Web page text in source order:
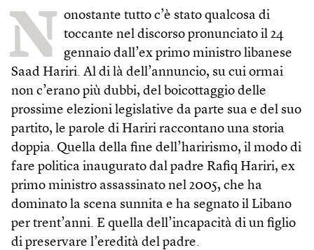
N onostante tutto c’è stato qualcosa di
toccante nel discorso pronunciato il 24
gennaio dall’ex primo ministro libanese
Saad Hariri. Al di là dell’annuncio, su cui ormai
non c’erano più dubbi, del boicottaggio delle
prossime elezioni legislative da parte sua e del suo
partito, le parole di Hariri raccontano una storia
doppia. Quella della fine dell’harirismo, il modo di
fare politica inaugurato dal padre Rafiq Hariri, ex
primo ministro assassinato nel 2005, che ha
dominato la scena sunnita e ha segnato il Libano
per trent’anni. E quella dell’incapacità di un figlio
di preservare l’eredità del padre.